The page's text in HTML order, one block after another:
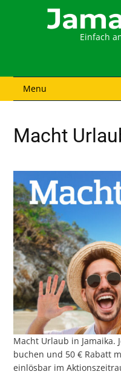
Einfach
Menu
Macht
Macht Urlaub in Jamaika.
buchen und 50 € Rabatt
einlösbar im